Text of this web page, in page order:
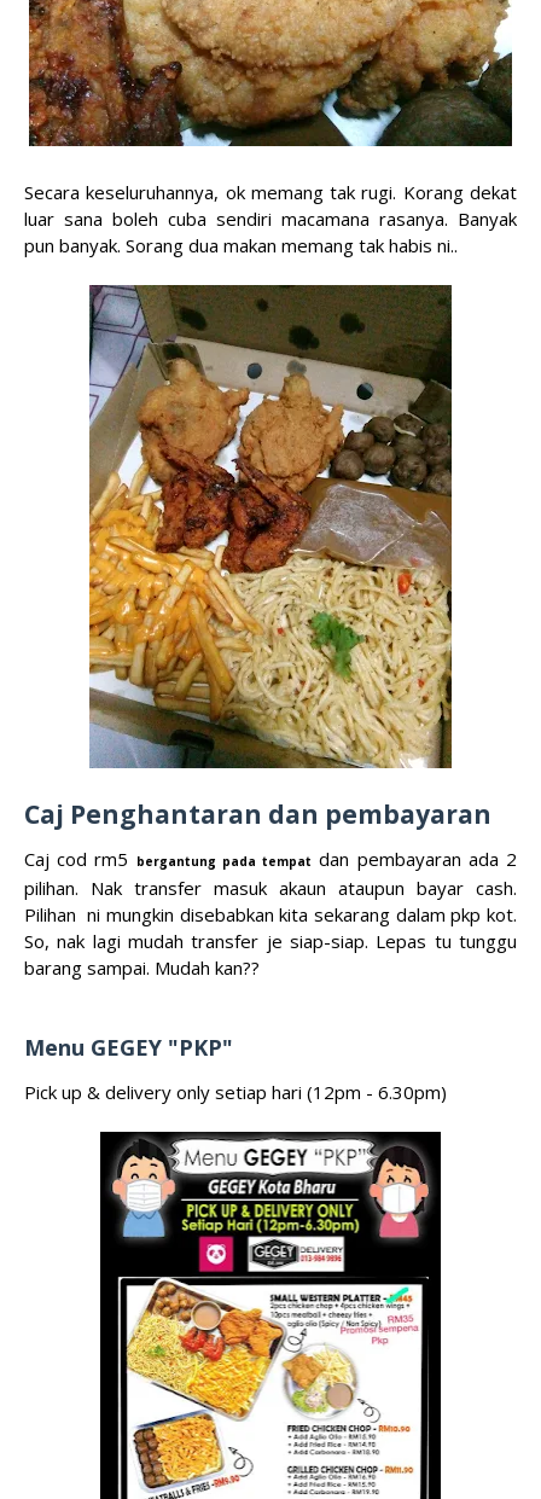
Secara keseluruhannya, ok memang tak rugi. Korang dekat
luar sana boleh cuba sendiri macamana rasanya. Banyak
pun banyak. Sorang dua makan memang tak habis ni..
Caj Penghantaran dan pembayaran
Caj cod rm5 bergantung pada tempat dan pembayaran ada 2
pilihan. Nak transfer masuk akaun ataupun bayar cash.
Pilihan ni mungkin disebabkan kita sekarang dalam pkp kot.
So, nak lagi mudah transfer je siap-siap. Lepas tu tunggu
barang sampai. Mudah kan??
Menu GEGEY "PKP"
Pick up & delivery only setiap hari (12pm - 6.30pm)